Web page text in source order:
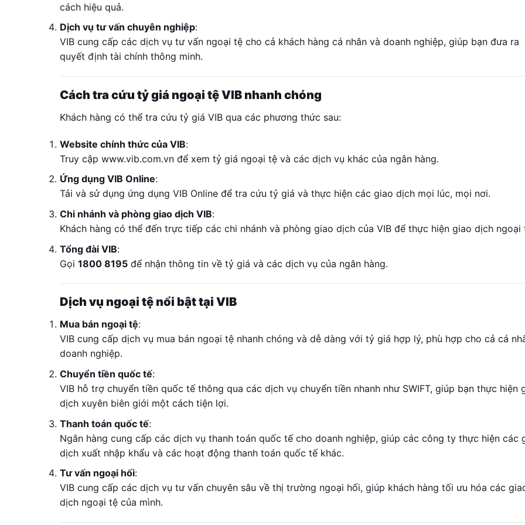
cách hiệu quả.
Dịch vụ tư vấn chuyên nghiệp:
VIB cung cấp các dịch vụ tư vấn ngoại tệ cho cả khách hàng cá nhân và doanh nghiệp, giúp bạn đưa ra
quyết định tài chính thông minh.
Cách tra cứu tỷ giá ngoại tệ VIB nhanh chóng
Khách hàng có thể tra cứu tỷ giá VIB qua các phương thức sau:
Website chính thức của VIB:
Truy cập www.vib.com.vn để xem tỷ giá ngoại tệ và các dịch vụ khác của ngân hàng.
Ứng dụng VIB Online:
Tải và sử dụng ứng dụng VIB Online để tra cứu tỷ giá và thực hiện các giao dịch mọi lúc, mọi nơi.
Chi nhánh và phòng giao dịch VIB:
Khách hàng có thể đến trực tiếp các chi nhánh và phòng giao dịch của VIB để thực hiện giao dịch ngoại
Tổng đài VIB:
Gọi 1800 8195 để nhận thông tin về tỷ giá và các dịch vụ của ngân hàng.
Dịch vụ ngoại tệ nổi bật tại VIB
Mua bán ngoại tệ:
VIB cung cấp dịch vụ mua bán ngoại tệ nhanh chóng và dễ dàng với tỷ giá hợp lý, phù hợp cho cả cá
doanh nghiệp.
Chuyển tiền quốc tế:
VIB hỗ trợ chuyển tiền quốc tế thông qua các dịch vụ chuyển tiền nhanh như SWIFT, giúp bạn thực hiện
dịch xuyên biên giới một cách tiện lợi.
Thanh toán quốc tế:
Ngân hàng cung cấp các dịch vụ thanh toán quốc tế cho doanh nghiệp, giúp các công ty thực hiện các
dịch xuất nhập khẩu và các hoạt động thanh toán quốc tế khác.
Tư vấn ngoại hối:
VIB cung cấp các dịch vụ tư vấn chuyên sâu về thị trường ngoại hối, giúp khách hàng tối ưu hóa các
dịch ngoại tệ của mình.